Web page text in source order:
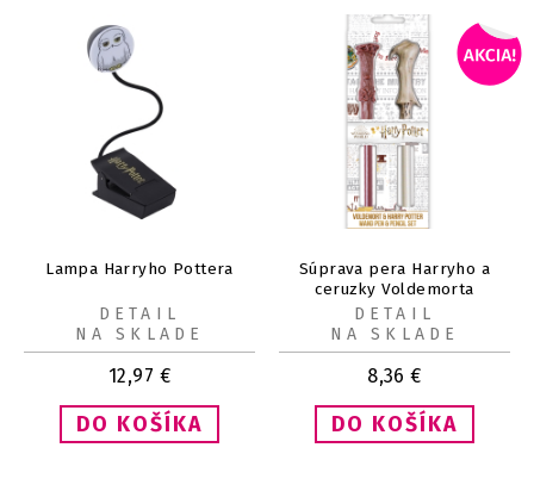
Lampa Harryho Pottera
12,97 €
DETAIL
NA SKLADE
Súprava pera Harryho a
ceruzky Voldemorta
8,36 €
DETAIL
NA SKLADE